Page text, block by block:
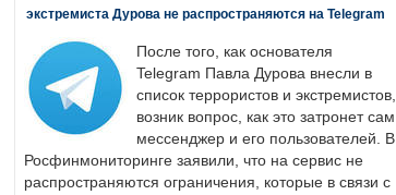
экстремиста Дурова не распространяются на Telegram
После того, как основателя
Telegram Павла Дурова внесли в
список террористов и экстремистов,
возник вопрос, как это затронет сам
мессенджер и его пользователей. В
Росфинмониторинге заявили, что на сервис не
распространяются ограничения, которые в связи с